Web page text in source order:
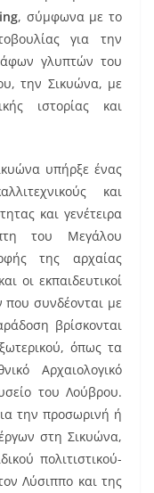
, σύμφωνα με το
για την
γλυπτών του
την Σικυώνα, με
ιστορίας και
υπήρξε ένας
και
και γενέτειρα
του Μεγάλου
της αρχαίας
οι εκπαιδευτικοί
συνδέονται με
βρίσκονται
όπως τα
Αρχαιολογικό
του Λούβρου.
την προσωρινή ή
στη Σικυώνα,
πολιτιστικού-
Λύσιππο και της